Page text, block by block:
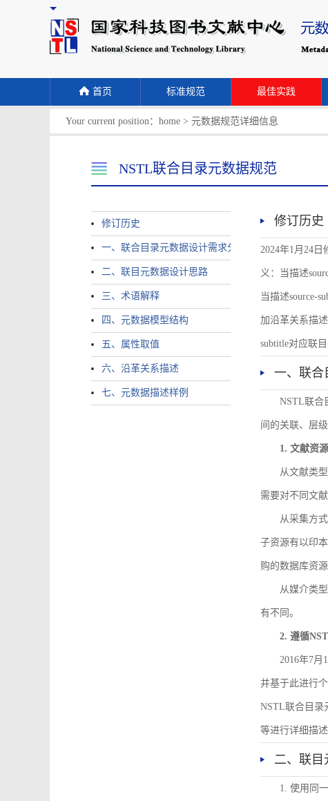
首页 标准规范 最佳实践
Your current position： home > 元数据规范详细信息
NSTL联合目录元数据规范
修订历史
一、联合目录元数据设计需求分析
二、联目元数据设计思路
三、术语解释
四、元数据模型结构
五、属性取值
六、沿革关系描述
七、元数据描述样例
修订历史
2024年1月24日
义：当描述
当描述source-
加沿革关系描
subtitle对应联目
一、联合
NSTL联合
间的关联、层
1. 文献资
从文献类
需要对不同文
从采集方
子资源有以印
购的数据库资
从媒介类
有不同。
2. 遵循
2016年7月
并基于此进行
NSTL联合目录
等进行详细描
二、联目
1. 使用同